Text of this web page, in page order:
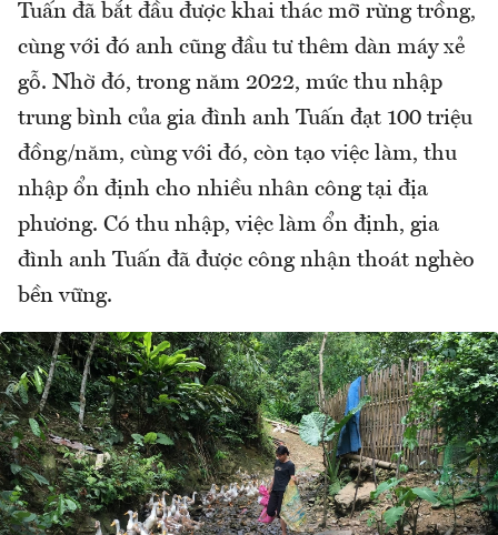
Tuấn đã bắt đầu được khai thác mỡ rừng trồng,
cùng với đó anh cũng đầu tư thêm dàn máy xẻ
gỗ. Nhờ đó, trong năm 2022, mức thu nhập
trung bình của gia đình anh Tuấn đạt 100 triệu
đồng/năm, cùng với đó, còn tạo việc làm, thu
nhập ổn định cho nhiều nhân công tại địa
phương. Có thu nhập, việc làm ổn định, gia
đình anh Tuấn đã được công nhận thoát nghèo
bền vững.